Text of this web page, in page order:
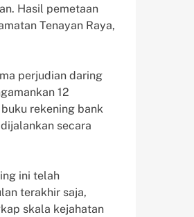
Hasil pemetaan
Tenayan Raya,
perjudian daring
12
rekening bank
secara
ini telah
terakhir saja,
skala kejahatan